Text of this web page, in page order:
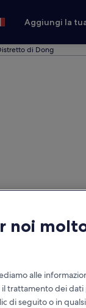
Aggiungi la
di Dong
noi
alle
trattamento dei dati
di seguito o in